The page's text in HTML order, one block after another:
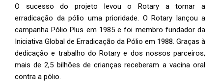
O sucesso do projeto levou o Rotary a tornar a
erradicação da pólio uma prioridade. O Rotary lançou a
campanha Pólio Plus em 1985 e foi membro fundador da
Iniciativa Global de Erradicação da Pólio em 1988. Graças à
dedicação e trabalho do Rotary e dos nossos parceiros,
mais de 2,5 bilhões de crianças receberam a vacina oral
contra a pólio.